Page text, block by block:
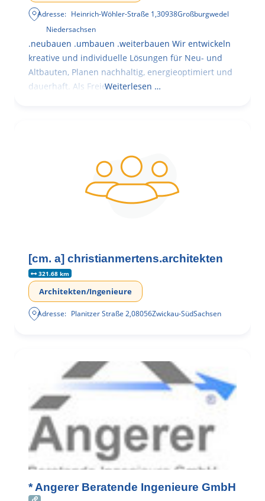
Adresse: Heinrich-Wöhler-Straße 1,30938Großburgwedel
Niedersachsen
.neubauen .umbauen .weiterbauen Wir entwickeln
kreative und individuelle Lösungen für Neu- und
Altbauten, Planen nachhaltig, energieoptimiert und
dauerhaft. Als FreieWeiterlesen …
[cm. a] christianmertens.architekten
321.68 km
Architekten/Ingenieure
Adresse: Planitzer Straße 2,08056Zwickau-SüdSachsen
* Angerer Beratende Ingenieure GmbH